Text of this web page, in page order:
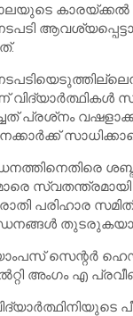
കാരയ്ക്കല്‍
വിദ്യാര്‍ത്ഥികള്‍
പ്രശ്‌നം
പരിഹാര
സെന്റര്‍
അംഗം എ